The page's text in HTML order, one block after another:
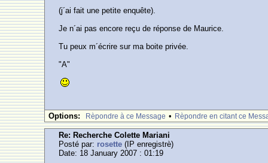
(j´ai fait une petite enquête).
Je n´ai pas encore reçu de réponse de Maurice.
Tu peux m´écrire sur ma boite privée.
"A"
Options: Rèpondre à ce Message • Rèpondre en citant ce
Re: Recherche Colette Mariani
Posté par: rosette (IP enregistrè)
Date: 18 January 2007 : 01:19